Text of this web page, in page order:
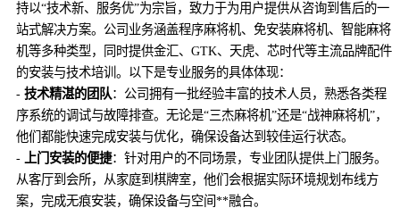
持以“技术新、服务优”为宗旨，致力于为用户提供从咨询到售后的一
站式解决方案。公司业务涵盖程序麻将机、免安装麻将机、智能麻将
机等多种类型，同时提供金汇、GTK、天虎、芯时代等主流品牌配件
的安装与技术培训。以下是专业服务的具体体现：
- 技术精湛的团队：公司拥有一批经验丰富的技术人员，熟悉各类程
序系统的调试与故障排查。无论是“三杰麻将机”还是“战神麻将机”，
他们都能快速完成安装与优化，确保设备达到较佳运行状态。
-
上门安装的便捷：针对用户的不同场景，专业团队提供上门服务。
从客厅到会所，从家庭到棋牌室，他们会根据实际环境规划布线方
案，完成无痕安装，确保设备与空间**融合。